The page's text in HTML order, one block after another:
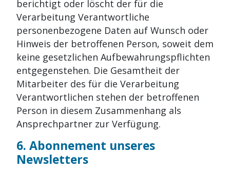
berichtigt oder löscht der für die
Verarbeitung Verantwortliche
personenbezogene Daten auf Wunsch oder
Hinweis der betroffenen Person, soweit dem
keine gesetzlichen Aufbewahrungspflichten
entgegenstehen. Die Gesamtheit der
Mitarbeiter des für die Verarbeitung
Verantwortlichen stehen der betroffenen
Person in diesem Zusammenhang als
Ansprechpartner zur Verfügung.
6. Abonnement unseres
Newsletters